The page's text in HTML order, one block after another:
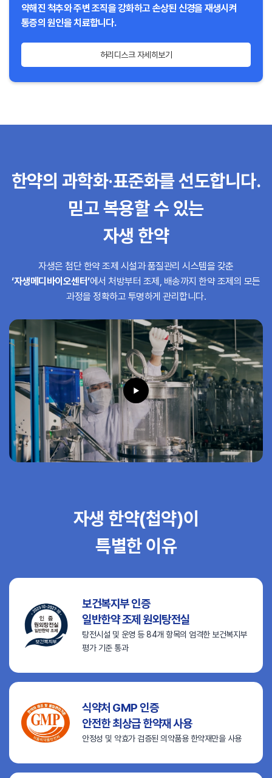
약해진 척추와 주변 조직을 강화하고 손상된 신경을 재생시켜
통증의 원인을 치료합니다.
허리디스크 자세히보기
한약의 과학화·표준화를 선도합니다.
믿고 복용할 수 있는
자생 한약
자생은 첨단 한약 조제 시설과 품질관리 시스템을 갖춘
‘자생메디바이오센터’에서 처방부터 조제, 배송까지 한약 조제의 모든
과정을 정확하고 투명하게 관리합니다.
자생 한약(첩약)이
특별한 이유
보건복지부 인증
일반한약 조제 원외탕전실
탕전시설 및 운영 등 84개 항목의 엄격한 보건복지부
평가 기준 통과
식약처 GMP 인증
안전한 최상급 한약재 사용
안정성 및 약효가 검증된 의약품용 한약재만을 사용